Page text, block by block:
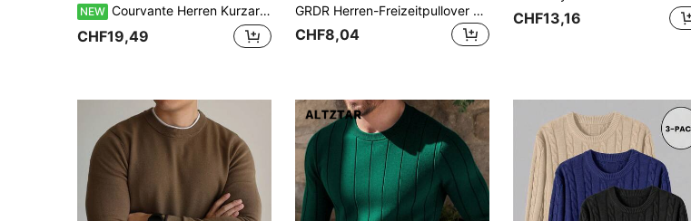
NEW Courvante Herren Kurzarm Knopf Strickoberteil geeignet für Sport und Outdoor
CHF19,49
GRDR Herren-Freizeitpullover mit Rundhalsausschnitt, kurzen Ärmeln und Rippstrick, einfarbig
CHF8,04
CHF13,16